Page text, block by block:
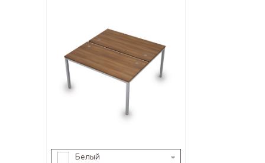
Белый